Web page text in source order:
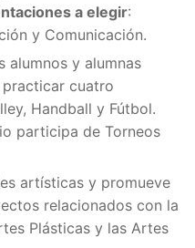
a elegir:
y Comunicación.
alumnos y alumnas
cuatro
Handball y Fútbol.
participa de Torneos
artísticas y promueve
relacionados con la
Plásticas y las Artes